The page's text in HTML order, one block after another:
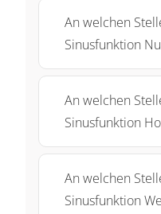
An welchen
Sinusfunktion
An welchen
Sinusfunktion
An welchen
Sinusfunktion